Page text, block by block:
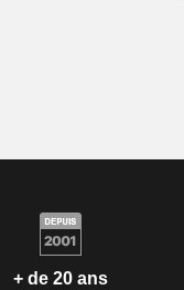
+ de 20 ans